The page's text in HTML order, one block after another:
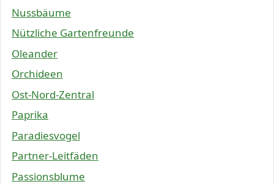
Nussbäume
Nützliche Gartenfreunde
Oleander
Orchideen
Ost-Nord-Zentral
Paprika
Paradiesvogel
Partner-Leitfäden
Passionsblume